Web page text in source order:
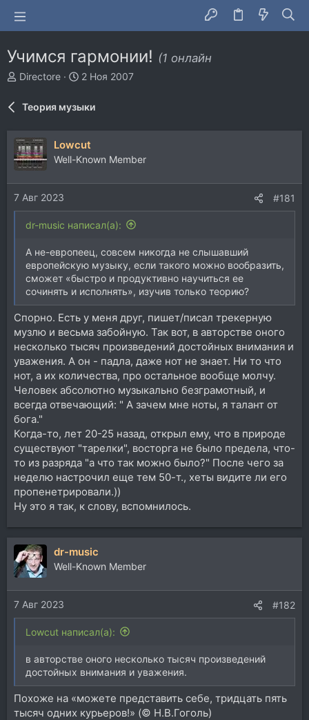
Учимся гармонии! (1 онлайн
А
т
р
т
е
м
Directore
Д
н
а
ч
2 Ноя 2007
Теория музыки
Lowcut
Well-Known Member
7 Авг 2023 #181
dr-music написал(а):
А не-европеец, совсем никогда не слышавший
европейскую музыку, если такого можно вообразить,
сможет «быстро и продуктивно научиться ее
сочинять и исполнять», изучив только теорию?
Спорно. Есть у меня друг, пишет/писал трекерную
музлю и весьма забойную. Так вот, в авторстве оного
несколько тысяч произведений достойных внимания и
уважения. А он - падла, даже нот не знает. Ни то что
нот, а их количества, про остальное вообще молчу.
Человек абсолютно музыкально безграмотный, и
всегда отвечающий: " А зачем мне ноты, я талант от
бога."
Когда-то, лет 20-25 назад, открыл ему, что в природе
существуют "тарелки", восторга не было предела, что-
то из разряда "а что так можно было?" После чего за
неделю настрочил еще тем 50-т., хеты видите ли его
пропенетрировали.))
Ну это я так, к слову, вспомнилось.
dr-music
Well-Known Member
7 Авг 2023 #182
Lowcut написал(а):
в авторстве оного несколько тысяч произведений
достойных внимания и уважения.
Похоже на «можете представить себе, тридцать пять
тысяч одних курьеров!» (© Н.В.Гоголь)